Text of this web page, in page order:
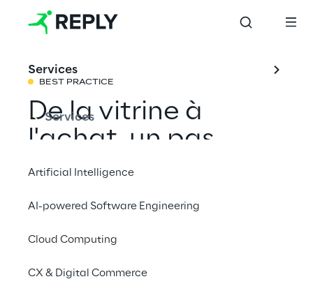
Services
Services
Artificial Intelligence
AI-powered Software Engineering
Cloud Computing
CX & Digital Commerce
BEST PRACTICE
De la vitrine à
l'achat, un pas
dans le futur du
shopping
Découvrez l'expérience futuriste des